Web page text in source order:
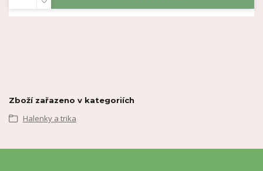
Zboží zařazeno v kategoriích
Halenky a trika